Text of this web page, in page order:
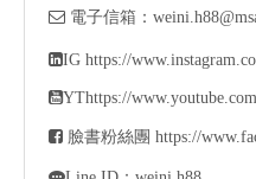
 電子信箱：
IG https://
YThttps://
 臉書粉絲團 https://